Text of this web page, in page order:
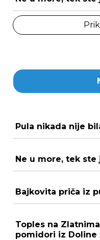
Pula nikada nije
Ne u more, tek ste
Bajkovita priča iz
Toples na
pomidori iz Doline